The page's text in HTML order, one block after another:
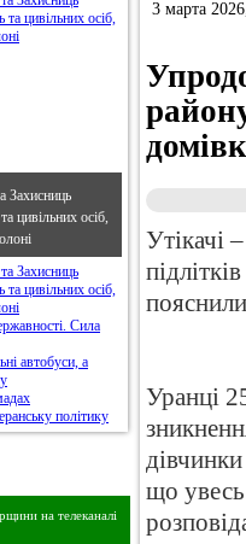
Захисниць
цивільних осіб,
на телеканалі
3 марта
Утікачі
Уранці
що увесь